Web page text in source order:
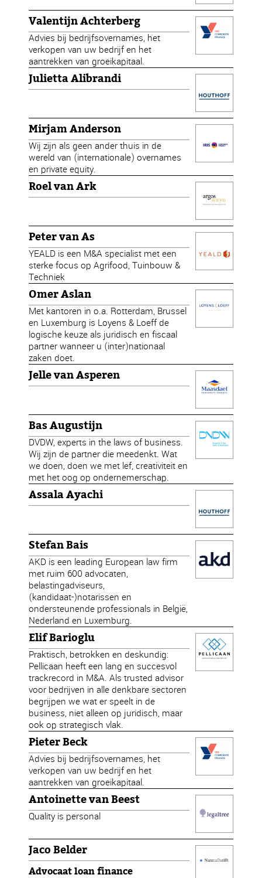
Valentijn Achterberg
Advies bij bedrijfsovernames, het
verkopen van uw bedrijf en het
aantrekken van groeikapitaal.
Julietta Alibrandi
Mirjam Anderson
Wij zijn als geen ander thuis in de
wereld van (internationale) overnames
en private equity.
Roel van Ark
Peter van As
YEALD is een M&A specialist met een
sterke focus op Agrifood, Tuinbouw &
Techniek
Omer Aslan
Met kantoren in o.a. Rotterdam, Brussel
en Luxemburg is Loyens & Loeff de
logische keuze als juridisch en fiscaal
partner wanneer u (inter)nationaal
zaken doet.
Jelle van Asperen
Bas Augustijn
DVDW, experts in the laws of business.
Wij zijn de partner die meedenkt. Wat
we doen, doen we met lef, creativiteit en
met het oog op ondernemerschap.
Assala Ayachi
Stefan Bais
AKD is een leading European law firm
met ruim 600 advocaten,
belastingadviseurs,
(kandidaat-)notarissen en
ondersteunende professionals in België,
Nederland en Luxemburg.
Elif Barioglu
Praktisch, betrokken en deskundig:
Pellicaan heeft een lang en succesvol
trackrecord in M&A. Als trusted advisor
voor bedrijven in alle denkbare sectoren
begrijpen we wat er speelt in de
business, niet alleen op juridisch, maar
ook op strategisch vlak.
Pieter Beck
Advies bij bedrijfsovernames, het
verkopen van uw bedrijf en het
aantrekken van groeikapitaal.
Antoinette van Beest
Quality is personal
Jaco Belder
Advocaat loan finance